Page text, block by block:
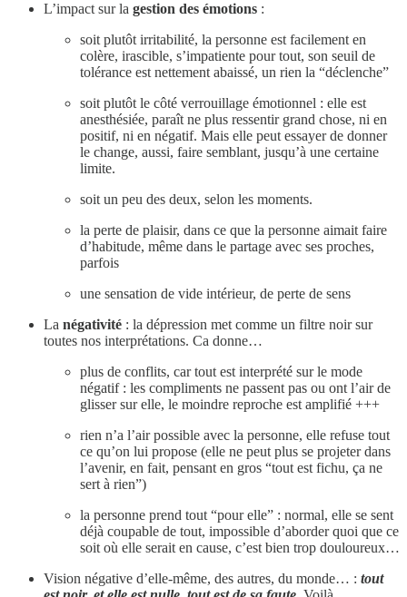
L’impact sur la gestion des émotions :
soit plutôt irritabilité, la personne est facilement en
colère, irascible, s’impatiente pour tout, son seuil de
tolérance est nettement abaissé, un rien la “déclenche”
soit plutôt le côté verrouillage émotionnel : elle est
anesthésiée, paraît ne plus ressentir grand chose, ni en
positif, ni en négatif. Mais elle peut essayer de donner
le change, aussi, faire semblant, jusqu’à une certaine
limite.
soit un peu des deux, selon les moments.
la perte de plaisir, dans ce que la personne aimait faire
d’habitude, même dans le partage avec ses proches,
parfois
une sensation de vide intérieur, de perte de sens
La négativité : la dépression met comme un filtre noir sur
toutes nos interprétations. Ca donne…
plus de conflits, car tout est interprété sur le mode
négatif : les compliments ne passent pas ou ont l’air de
glisser sur elle, le moindre reproche est amplifié +++
rien n’a l’air possible avec la personne, elle refuse tout
ce qu’on lui propose (elle ne peut plus se projeter dans
l’avenir, en fait, pensant en gros “tout est fichu, ça ne
sert à rien”)
la personne prend tout “pour elle” : normal, elle se sent
déjà coupable de tout, impossible d’aborder quoi que ce
soit où elle serait en cause, c’est bien trop douloureux…
Vision négative d’elle-même, des autres, du monde… : tout